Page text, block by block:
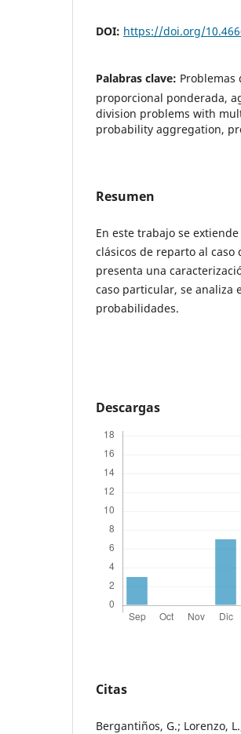
DOI: https://doi.org/
Palabras clave:
proporcional ponderada,
division problems with
probability aggregation,
Resumen
En este trabajo se
clásicos de reparto al
presenta una
caso particular, se analiza
probabilidades.
Descargas
Citas
Bergantiños, G.; Lorenzo,